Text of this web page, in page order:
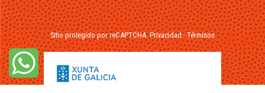
Sitio protegido por reCAPTCHA.Privacidad-Términos